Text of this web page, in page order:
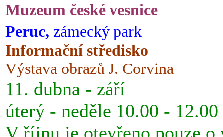
Muzeum české vesnice
Peruc, zámecký park
Informační středisko
Výstava obrazů J. Corvina
11. dubna - září
úterý - neděle 10.00 -
V říjnu je otevřeno pouze o